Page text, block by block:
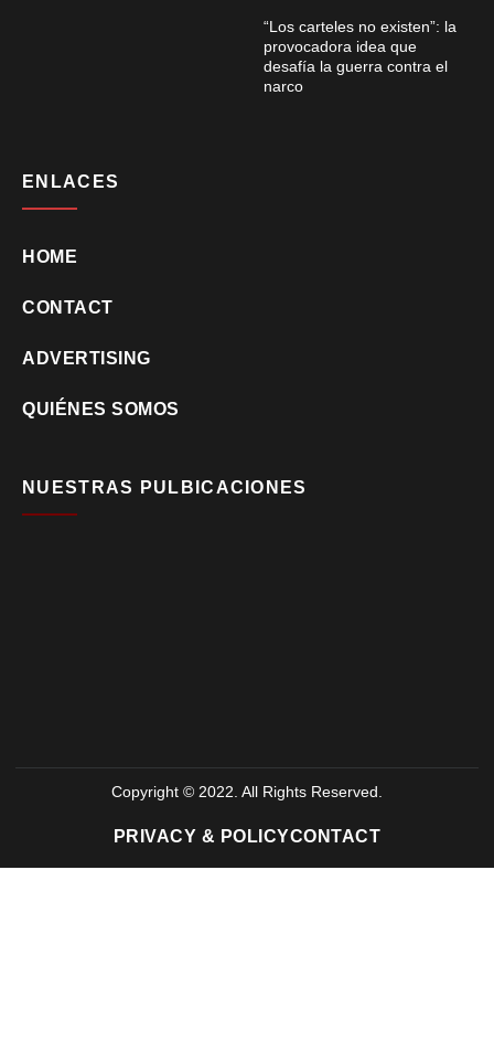
“Los carteles no existen”: la
provocadora idea que
desafía la guerra contra el
narco
ENLACES
HOME
CONTACT
ADVERTISING
QUIÉNES SOMOS
NUESTRAS PULBICACIONES
Copyright © 2022. All Rights Reserved.
PRIVACY & POLICYCONTACT